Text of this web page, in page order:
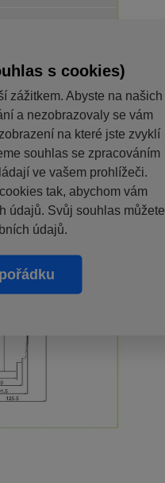
s cookies)
zážitkem. Abyste na našich
a nezobrazovaly se vám
na které jste zvyklí
souhlas se zpracováním
ve vašem prohlížeči.
tak, abychom vám
údajů. Svůj souhlas můžete
údajů.